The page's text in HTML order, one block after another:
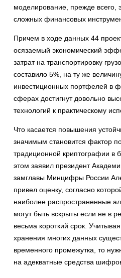
моделирование, прежде всего,
сложных финансовых
Причем в ходе данных 44
осязаемый экономический
затрат на транспортировку
составило 5%, на ту же
инвестиционных портфелей в
сферах достигнут довольно
технологий к практическому
Что касается повышения
значимым становится фактор
традиционной криптографии в
этом заявил президент
замглавы Минцифры России
привел оценку, согласно
наиболее распространенные
могут быть вскрыты если не в
весьма короткий срок.
хранения многих данных
временного промежутка, то
на адекватные средства